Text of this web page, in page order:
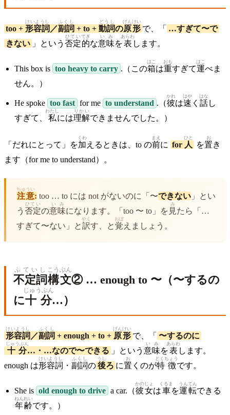
too + 形容詞
けいようし
／副詞
ふくし
+ to + 動詞
どうし
の原形
げんけい
で、「 …すぎて〜で
きない 」という 否定
ひてい
的
てき
な意味
いみ
を表
あらわ
します。
This box is too heavy to carry .（この箱
はこ
は重
おも
すぎて運
はこ
べま
せん。）
He spoke too fast for me to understand .（彼
かれ
は速
はや
く 話
はな
し
すぎて、
私
わたし
には理解
りかい
できませんでした。）
「だれにとって」を加
くわ
えるときは、to の前
まえ
に for 人
ひと
を置
お
き
ます（for me to understand）。
注意
ちゅうい
: too … to には not がないのに「〜できない 」とい
う 否定
ひてい
の意味
いみ
になります。「too 〜 to」を 見
み
たら「…
すぎて〜ない」と訳
やく
す、と覚
おぼ
えましょう。
不定詞
ふていし
構文
こうぶん
② … enough to 〜（〜するの
に十分
じゅうぶん
…）
形容詞
けいようし
／副詞
ふくし
+ enough + to + 原形
げんけい
で、「 〜するのに
十分
じゅうぶん
…・…なので〜できる 」という 意味
いみ
を表
あらわ
します。
enough は形容詞
けいようし
・ 副詞
ふくし
の後
うし
ろ に置
お
くのが特徴
とくちょう
です。
She is old enough to drive a car.（彼女
かのじょ
は車
くるま
を運転
うんてん
できる
年齢
ねんれい
です。）